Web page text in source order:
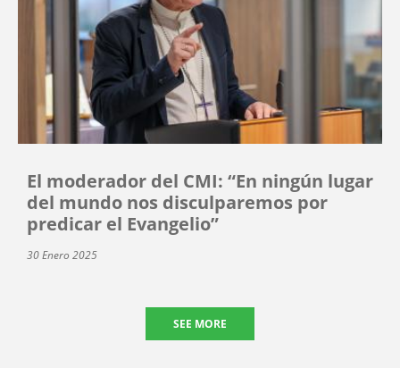
El moderador del CMI: “En ningún lugar
del mundo nos disculparemos por
predicar el Evangelio”
30 Enero 2025
SEE MORE